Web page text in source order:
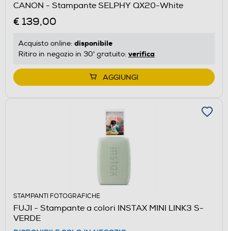
CANON - Stampante SELPHY QX20-White
€ 139,00
Acquisto online: disponibile
Ritiro in negozio in 30' gratuito: verifica
AGGIUNGI
STAMPANTI FOTOGRAFICHE
FUJI - Stampante a colori INSTAX MINI LINK3 S-
VERDE